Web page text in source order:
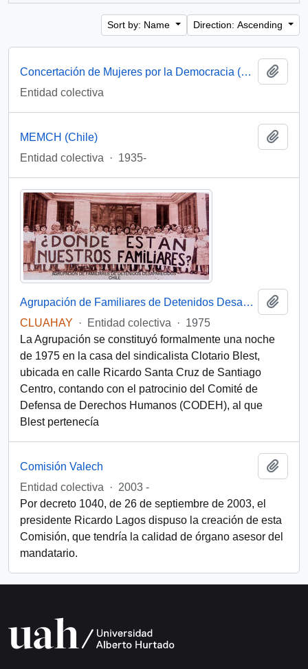
Sort by: Name Direction: Ascending
Concertación de Mujeres por la Democracia (Santiago, Chile)
Entidad colectiva
MEMCH (Chile)
Entidad colectiva
· 1935-
Agrupación de Familiares de Detenidos Desaparecidos (Chile)
CLUAHAY
· Entidad colectiva · 1975
La Agrupación se constituyó formalmente una noche
de 1975 en la casa del sindicalista Clotario Blest,
ubicada en calle Ricardo Santa Cruz de Santiago
Centro, contando con el patrocinio del Comité de
Defensa de Derechos Humanos (CODEH), al que
Blest pertenecía
Comisión Valech
Entidad colectiva
· 2003 -
Por decreto 1040, de 26 de septiembre de 2003, el
presidente Ricardo Lagos dispuso la creación de esta
Comisión, que tendría la calidad de órgano asesor del
mandatario.